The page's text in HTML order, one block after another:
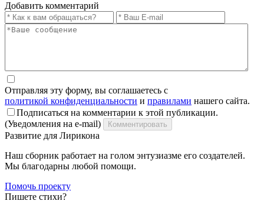
Добавить комментарий
Отправляя эту форму, вы соглашаетесь с
политикой конфиденциальности и правилами нашего сайта.
Подписаться на комментарии к этой публикации.
(Уведомления на e-mail)
Комментировать
Развитие для Лирикона
Наш сборник работает на голом энтузиазме его создателей.
Мы благодарны любой помощи.
Помочь проекту
Пишете стихи?